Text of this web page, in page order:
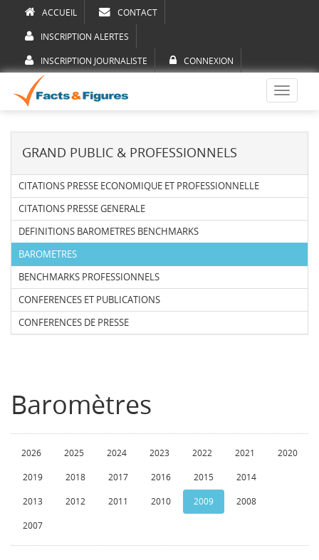
ACCUEIL CONTACT
INSCRIPTION ALERTES
INSCRIPTION JOURNALISTE CONNEXION
Toggle
GRAND PUBLIC & PROFESSIONNELS
CITATIONS PRESSE ECONOMIQUE ET PROFESSIONNELLE
CITATIONS PRESSE GENERALE
DEFINITIONS BAROMETRES BENCHMARKS
BAROMETRES
BENCHMARKS PROFESSIONNELS
CONFERENCES ET PUBLICATIONS
CONFERENCES DE PRESSE
Baromètres
2026 2025 2024 2023 2022 2021 2020
2019 2018 2017 2016 2015 2014
2013 2012 2011 2010 2009 2008
2007